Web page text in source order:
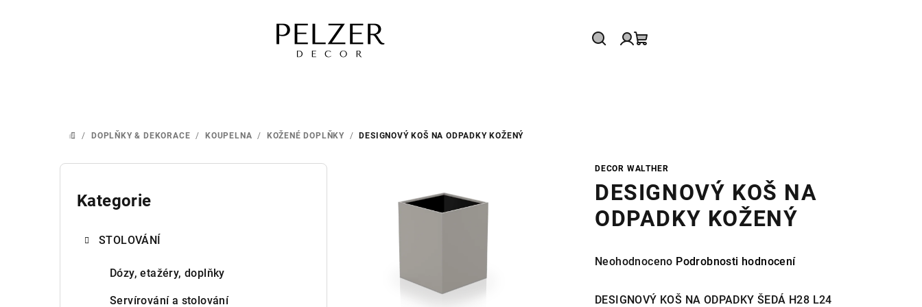
DOMŮ
/ DOPLŇKY & DEKORACE / KOUPELNA / KOŽENÉ DOPLŇKY / DESIGNOVÝ KOŠ NA ODPADKY KOŽENÝ
P
Přeskočit
Kategorie
STOLOVÁNÍ
Dózy, etažéry, doplňky
Servírování a stolování
DECOR WALTHER
DESIGNOVÝ KOŠ NA
ODPADKY KOŽENÝ
Průměrné
produktu
Neohodnoceno Podrobnosti hodnocení
DESIGNOVÝ KOŠ NA ODPADKY ŠEDÁ H28 L24